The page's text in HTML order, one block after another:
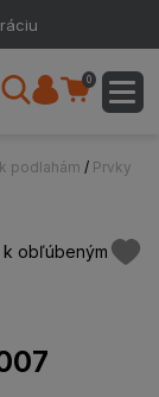
0
podlahám / Prvky
k obľúbeným